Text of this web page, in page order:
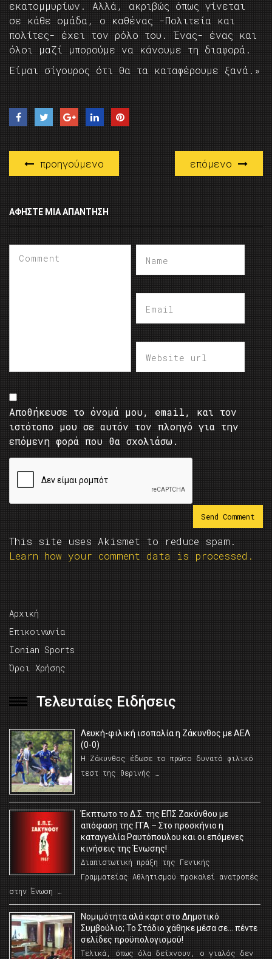
εκατομμυρίων. Αλλά, ακριβώς όπως γίνεται
σε κάθε ομάδα, ο καθένας -Πολιτεία και
πολίτες- έχει τον ρόλο του. Ένας- ένας και
όλοι μαζί μπορούμε να κάνουμε τη διαφορά.
Είμαι σίγουρος ότι θα τα καταφέρουμε ξανά.»
προηγούμενο επόμενο
ΑΦΉΣΤΕ ΜΙΑ ΑΠΆΝΤΗΣΗ
Αποθήκευσε το όνομά μου, email, και τον
ιστότοπο μου σε αυτόν τον πλοηγό για την
επόμενη φορά που θα σχολιάσω.
This site uses Akismet to reduce spam.
Learn how your comment data is processed.
Αρχική
Επικοινωνία
Ionian Sports
Όροι Χρήσης
Τελευταίες Ειδήσεις
Λευκή-φιλική ισοπαλία η Ζάκυνθος με ΑΕΛ
(0-0)
Η Ζάκυνθος έδωσε το πρώτο δυνατό φιλικό
τεστ της θερινής …
Έκπτωτο το Δ.Σ. της ΕΠΣ Ζακύνθου με
απόφαση της ΓΓΑ – Στο προσκήνιο η
καταγγελία Ραυτόπουλου και οι επόμενες
κινήσεις της Ένωσης!
Διαπιστωτική πράξη της Γενικής
Γραμματείας Αθλητισμού προκαλεί ανατροπές
στην Ένωση …
Νομιμότητα αλά καρτ στο Δημοτικό
Συμβούλιο; Το Στάδιο χάθηκε μέσα σε… πέντε
σελίδες προϋπολογισμού!
Τελικά, όπως όλα δείχνουν, ο γιαλός δεν